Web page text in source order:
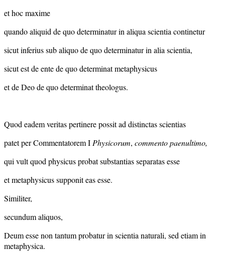
et hoc maxime
quando aliquid de quo determinatur in aliqua scientia continetur
sicut inferius sub aliquo de quo determinatur in alia scientia,
sicut est de ente de quo determinat metaphysicus
et de Deo de quo determinat theologus.
Quod eadem veritas pertinere possit ad distinctas scientias
patet per Commentatorem I Physicorum, commento paenultimo,
qui vult quod physicus probat substantias separatas esse
et metaphysicus supponit eas esse.
Similiter,
secundum aliquos,
Deum esse non tantum probatur in scientia naturali, sed etiam in
metaphysica.